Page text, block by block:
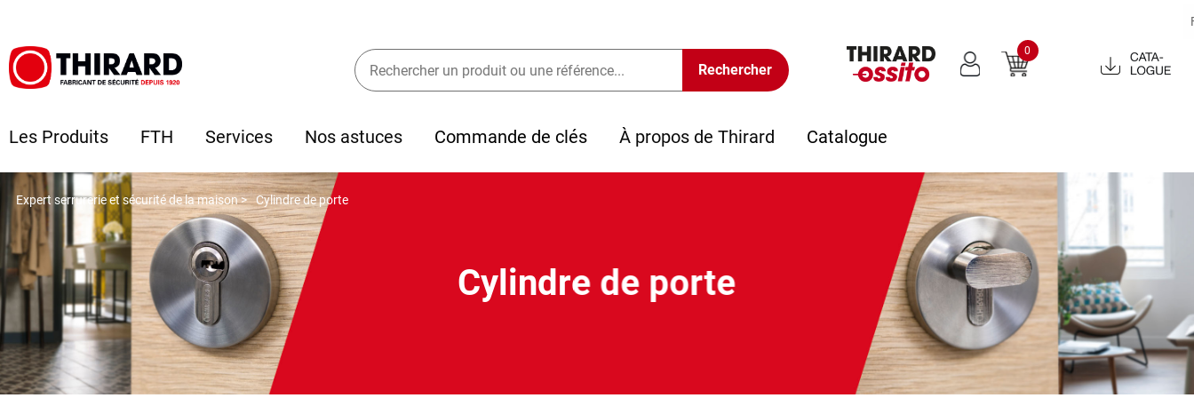
0
Catalogue
2022
Les Produits FTH Services Nos astuces Commande de clés À propos de Thirard Catalogue
Expert serrurerie et sécurité de la maison > Cylindre de porte
Cylindre de porte